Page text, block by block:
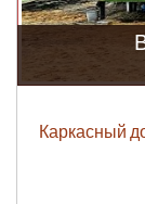
Каркасный